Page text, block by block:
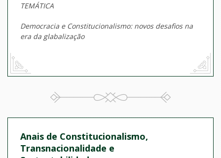
TEMÁTICA
Democracia e Constitucionalismo: novos desafios na
era da glabalização
Anais de Constitucionalismo,
Transnacionalidade e